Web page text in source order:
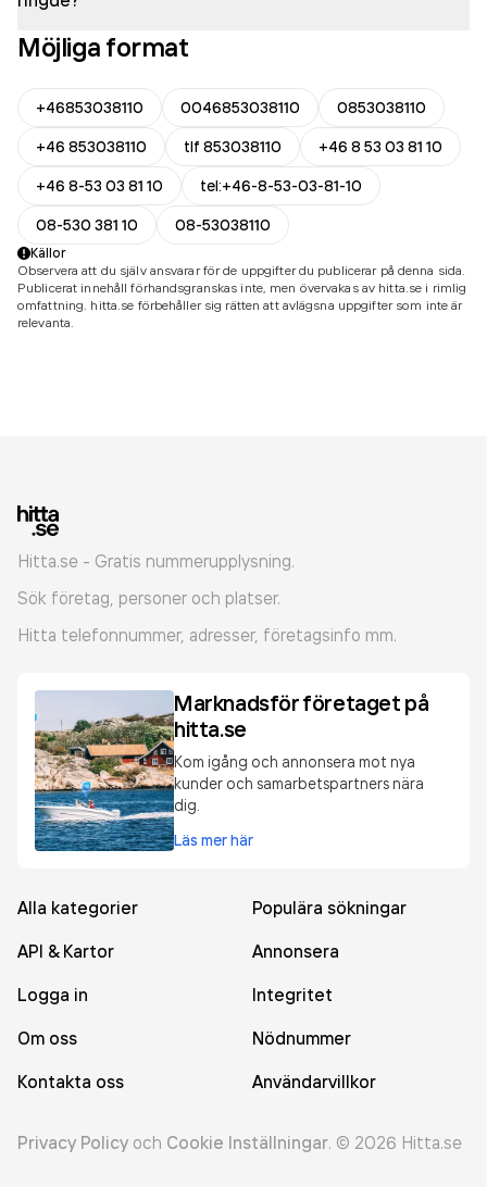
Möjliga format
+46853038110 0046853038110
0853038110
+46 853038110
tlf 853038110
+46 8 53 03 81 10
+46 8-53 03 81 10
tel:+46-8-53-03-81-10
08-530 381 10
08-53038110
Källor
Observera att du själv ansvarar för de uppgifter du publicerar på denna sida.
Publicerat innehåll förhandsgranskas inte, men övervakas av hitta.se i rimlig
omfattning. hitta.se förbehåller sig rätten att avlägsna uppgifter som inte är
relevanta.
Hitta.se - Gratis nummerupplysning.
Sök företag, personer och platser.
Hitta telefonnummer, adresser, företagsinfo mm.
Marknadsför företaget på
hitta.se
Kom igång och annonsera mot nya
kunder och samarbetspartners nära
dig.
Läs mer här
Alla kategorier
Populära sökningar
API & Kartor
Annonsera
Logga in
Integritet
Om oss
Nödnummer
Kontakta oss
Användarvillkor
Privacy Policy och Cookie Inställningar. © 2026 Hitta.se